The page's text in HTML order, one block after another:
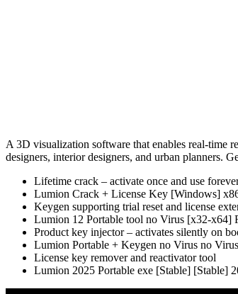
A 3D visualization software that enables real-time
designers, interior designers, and urban planners.
Lifetime crack – activate once and use
Lumion Crack + License Key [Windows]
Keygen supporting trial reset and license
Lumion 12 Portable tool no Virus [x32-x64]
Product key injector – activates silently on
Lumion Portable + Keygen no Virus no Virus
License key remover and reactivator tool
Lumion 2025 Portable exe [Stable] [Stable]